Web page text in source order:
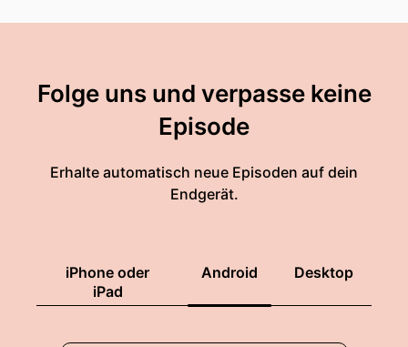
Folge uns und verpasse keine
Episode
Erhalte automatisch neue Episoden auf dein
Endgerät.
iPhone oder
iPad
Android Desktop